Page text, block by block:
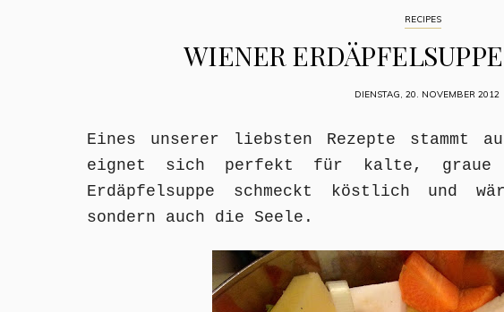
RECIPES
WIENER
DIENSTAG, 20. NOVEMBER 2012
Eines unserer liebsten Rezepte stammt
eignet sich perfekt für kalte, graue
Erdäpfelsuppe schmeckt köstlich und
sondern auch die Seele.